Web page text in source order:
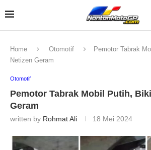
Home Otomotif
Pemotor Tabrak
Netizen Geram
Otomotif
Pemotor Tabrak Mobil Putih,
Geram
written by Rohmat Ali 18 Mei 2024